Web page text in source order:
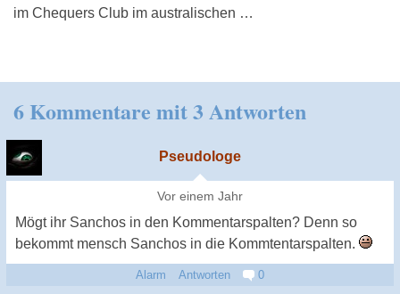
im Chequers Club im australischen …
6 Kommentare mit 3 Antworten
Pseudologe
Vor einem Jahr
Mögt ihr Sanchos in den Kommentarspalten? Denn so
bekommt mensch Sanchos in die Kommtentarspalten.
Alarm Antworten 0